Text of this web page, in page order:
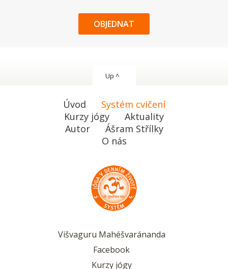
OBJEDNAT
Up ^
Úvod
Systém cvičení
Kurzy jógy
Aktuality
Autor
Ášram Střílky
O nás
Višvaguru Mahéšvaránanda
Facebook
Kurzy jógy